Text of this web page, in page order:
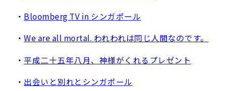
・ Bloomberg TV in シンガポール
・We are all mortal. われわれは同じ人間なのです。
・平成二十五年八月、神様がくれるプレゼント
・ 出会いと別れとシンガポール